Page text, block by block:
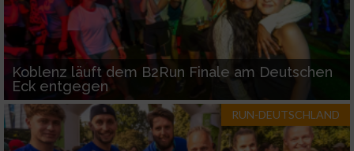
Koblenz läuft dem B2Run Finale am Deutschen
Eck entgegen
RUN-DEUTSCHLAND